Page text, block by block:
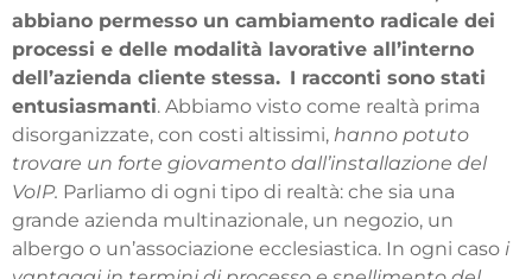
abbiano permesso un cambiamento radicale dei
processi e delle modalità lavorative all’interno
dell’azienda cliente stessa. I racconti sono stati
entusiasmanti. Abbiamo visto come realtà prima
disorganizzate, con costi altissimi, hanno potuto
trovare un forte giovamento dall’installazione del
VoIP. Parliamo di ogni tipo di realtà: che sia una
grande azienda multinazionale, un negozio, un
albergo o un’associazione ecclesiastica. In ogni caso i